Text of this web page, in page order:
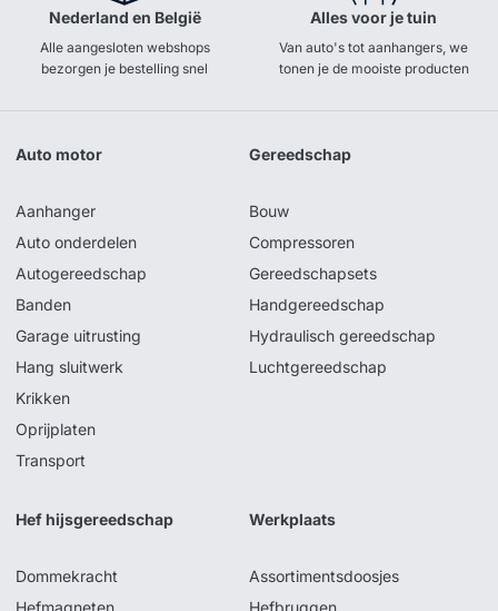
Nederland en België
Alle aangesloten webshops
bezorgen je bestelling snel
Alles voor je tuin
Van auto's tot aanhangers, we
tonen je de mooiste producten
Auto motor
Aanhanger
Auto onderdelen
Autogereedschap
Banden
Garage uitrusting
Hang sluitwerk
Krikken
Oprijplaten
Transport
Gereedschap
Bouw
Compressoren
Gereedschapsets
Handgereedschap
Hydraulisch gereedschap
Luchtgereedschap
Hef hijsgereedschap
Dommekracht
Hefmagneten
Werkplaats
Assortimentsdoosjes
Hefbruggen